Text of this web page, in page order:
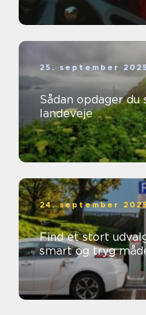
25. september 2025
Sådan opdager
landeveje
24. september
Find et stort
smart og tryg